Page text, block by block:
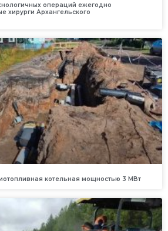
операций ежегодно
хирурги Архангельского
котельная мощностью 3 МВт